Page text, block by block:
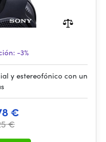
-3%
y estereofónico con un
€
€